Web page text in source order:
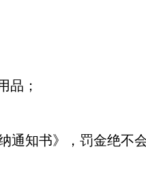
品；
知书》，罚金绝不